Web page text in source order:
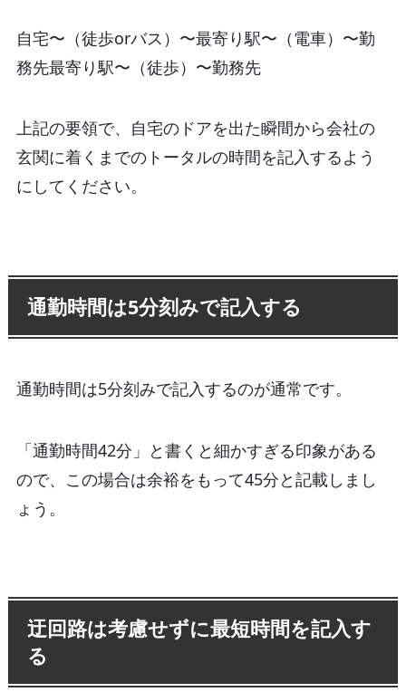
自宅〜（徒歩orバス）〜最寄り駅〜（電車）〜勤
務先最寄り駅〜（徒歩）〜勤務先
上記の要領で、自宅のドアを出た瞬間から会社の
玄関に着くまでのトータルの時間を記入するよう
にしてください。
通勤時間は5分刻みで記入する
通勤時間は5分刻みで記入するのが通常です。
「通勤時間42分」と書くと細かすぎる印象がある
ので、この場合は余裕をもって45分と記載しまし
ょう。
迂回路は考慮せずに最短時間を記入す
る